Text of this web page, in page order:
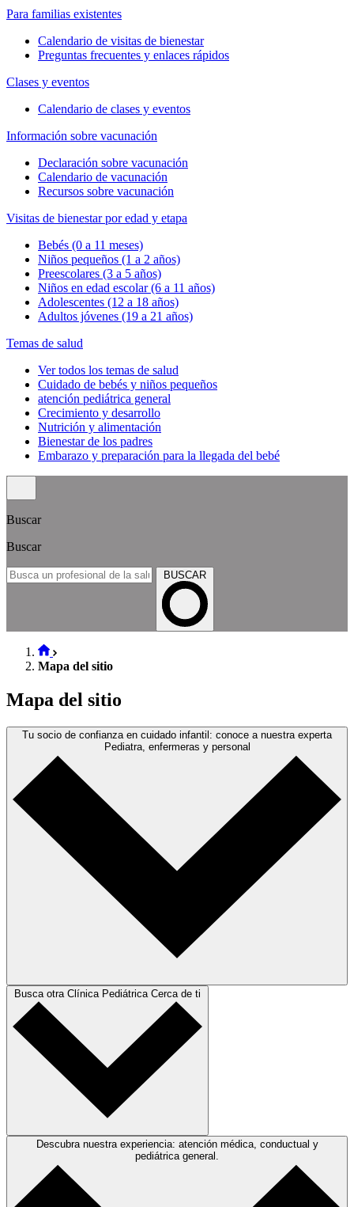
Para familias existentes
Calendario de visitas de bienestar
Preguntas frecuentes y enlaces rápidos
Clases y eventos
Calendario de clases y eventos
Información sobre vacunación
Declaración sobre vacunación
Calendario de vacunación
Recursos sobre vacunación
Visitas de bienestar por edad y etapa
Bebés (0 a 11 meses)
Niños pequeños (1 a 2 años)
Preescolares (3 a 5 años)
Niños en edad escolar (6 a 11 años)
Adolescentes (12 a 18 años)
Adultos jóvenes (19 a 21 años)
Temas de salud
Ver todos los temas de salud
Cuidado de bebés y niños pequeños
atención pediátrica general
Crecimiento y desarrollo
Nutrición y alimentación
Bienestar de los padres
Embarazo y preparación para la llegada del bebé
Buscar
Buscar
BUSCAR
Mapa del sitio
Mapa del sitio
Tu socio de confianza en cuidado infantil: conoce a nuestra experta
Pediatra, enfermeras y personal
Busca otra Clínica Pediátrica Cerca de ti
Descubra nuestra experiencia: atención médica, conductual y
pediátrica general.